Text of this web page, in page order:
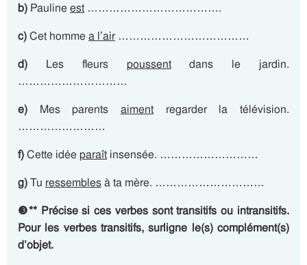
b) Paulineest ……………………………….
c)Cet hommea l’air ………………………………
d) Les fleurs poussentdans le jardin.
…………………………
e) Mes parents aiment regarder la télévision.
……………………
f)Cette idéeparaît insensée. ………………………
g)Tu ressemblesà ta mère. …………………………
❸** Précise si ces verbes sont transitifs ou intransitifs.
Pour les verbes transitifs, surligne le(s) complément(s)
d’objet.